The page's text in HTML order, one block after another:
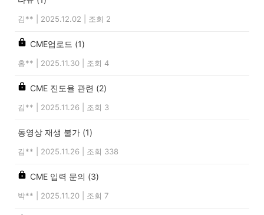
김** 2025.12.02 조회 2
CME업로드 (1)
홍** 2025.11.30 조회 4
CME 진도율 관련 (2)
김** 2025.11.26 조회 3
동영상 재생 불가 (1)
김** 2025.11.26 조회 338
CME 입력 문의 (3)
박** 2025.11.20 조회 7